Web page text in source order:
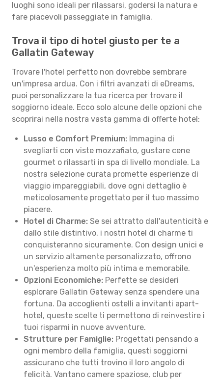
luoghi sono ideali per rilassarsi, godersi la natura e
fare piacevoli passeggiate in famiglia.
Trova il tipo di hotel giusto per te a
Gallatin Gateway
Trovare l'hotel perfetto non dovrebbe sembrare
un'impresa ardua. Con i filtri avanzati di eDreams,
puoi personalizzare la tua ricerca per trovare il
soggiorno ideale. Ecco solo alcune delle opzioni che
scoprirai nella nostra vasta gamma di offerte hotel:
Lusso e Comfort Premium: Immagina di
svegliarti con viste mozzafiato, gustare cene
gourmet o rilassarti in spa di livello mondiale. La
nostra selezione curata promette esperienze di
viaggio impareggiabili, dove ogni dettaglio è
meticolosamente progettato per il tuo massimo
piacere.
Hotel di Charme: Se sei attratto dall'autenticità e
dallo stile distintivo, i nostri hotel di charme ti
conquisteranno sicuramente. Con design unici e
un servizio altamente personalizzato, offrono
un'esperienza molto più intima e memorabile.
Opzioni Economiche: Perfette se desideri
esplorare Gallatin Gateway senza spendere una
fortuna. Da accoglienti ostelli a invitanti apart-
hotel, queste scelte ti permettono di reinvestire i
tuoi risparmi in nuove avventure.
Strutture per Famiglie: Progettati pensando a
ogni membro della famiglia, questi soggiorni
assicurano che tutti trovino il loro angolo di
felicità. Vantano camere spaziose, club per